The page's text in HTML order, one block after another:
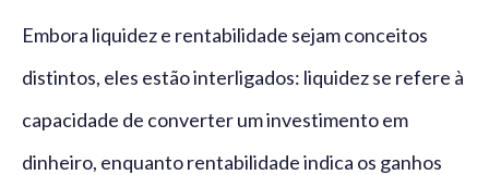
Embora liquidez e rentabilidade sejam conceitos
distintos, eles estão interligados: liquidez se refere à
capacidade de converter um investimento em
dinheiro, enquanto rentabilidade indica os ganhos